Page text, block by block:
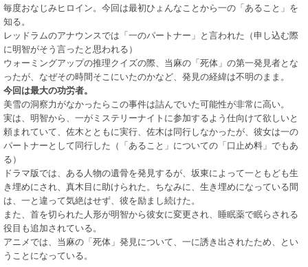
毎度おなじみヒロイン。今回は最初ひょんなことから一の「あること」を
知る。
レッドラムのアナウンスでは「一のパートナー」と言われた（申し込む際
に明智がそう言ったと思われる）
ウォーミングアップの推理クイズの際、当麻の「死体」の第一発見者とな
ったが、なぜその時間そこにいたのかなど、発見の経緯は不明のまま。
今回は最大の功労者。
美雪の洞察力がなかったらこの事件は詰んでいた可能性が非常に高い。
実は、明智から、一がミステリーナイトに参加するよう仕向けて欲しいと
頼まれていて、佐木とともに実行、佐木は同行しなかったが、彼女は一の
パートナーとして同行した（「あること」についての「口止め料」でもあ
る）
ドラマ版では、ある人物の遺骨を発見するが、坂東によって一ともども生
き埋めにされ、真木目に助けられた。ちなみに、生き埋めになっている間
は、一と違って気絶はせず、彼を励まし続けた。
また、首を切られた人形が明智から彼女に変更され、睡眠薬で眠らされる
役目も追加されている。
アニメでは、当麻の「死体」発見について、一に誘き出されたため、とい
うことになっている。